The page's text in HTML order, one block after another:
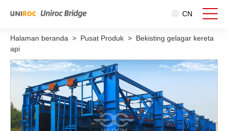
CN
Halaman beranda > Pusat Produk > Bekisting gelagar kereta
api